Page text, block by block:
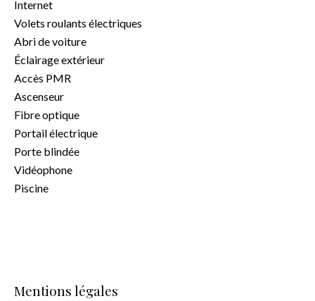
Internet
Volets roulants électriques
Abri de voiture
Éclairage extérieur
Accès PMR
Ascenseur
Fibre optique
Portail électrique
Porte blindée
Vidéophone
Piscine
Mentions légales